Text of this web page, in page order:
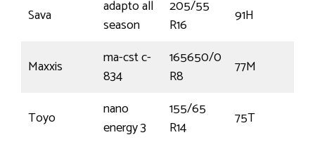
Sava
adapto all
season
205/55
R16
91H
Maxxis
ma-cst c-
834
165650/0
R8
77M
Toyo
nano
energy 3
155/65
R14
75T